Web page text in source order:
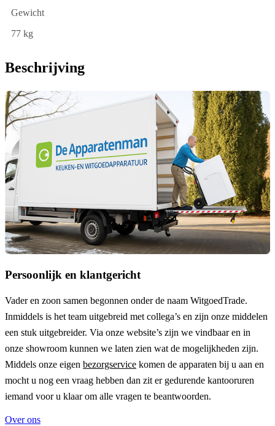
Gewicht
77 kg
Beschrijving
Persoonlijk en klantgericht
Vader en zoon samen begonnen onder de naam WitgoedTrade.
Inmiddels is het team uitgebreid met collega’s en zijn onze middelen
een stuk uitgebreider. Via onze website’s zijn we vindbaar en in
onze showroom kunnen we laten zien wat de mogelijkheden zijn.
Middels onze eigen bezorgservice komen de apparaten bij u aan en
mocht u nog een vraag hebben dan zit er gedurende kantooruren
iemand voor u klaar om alle vragen te beantwoorden.
Over ons